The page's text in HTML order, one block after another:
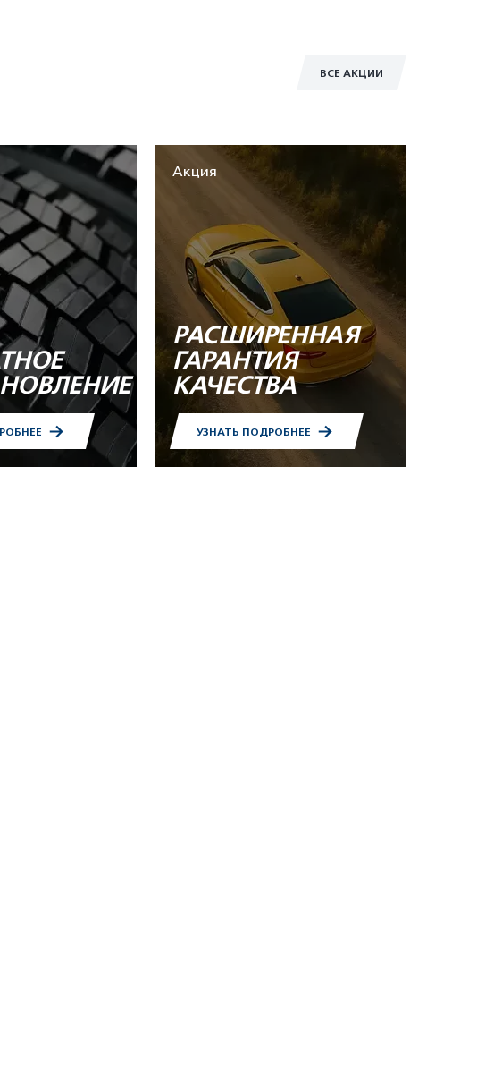
ВСЕ АКЦИИ
Акция
РАСШИРЕННАЯ
ГАРАНТИЯ
КАЧЕСТВА
УЗНАТЬ ПОДРОБНЕЕ